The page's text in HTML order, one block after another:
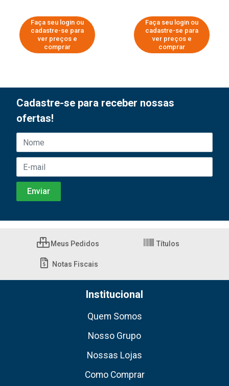
Faça seu login ou
cadastre-se para
ver preços e
comprar
Faça seu login ou
cadastre-se para
ver preços e
comprar
Cadastre-se para receber nossas
ofertas!
Meus Pedidos Títulos
Notas Fiscais
Institucional
Quem Somos
Nosso Grupo
Nossas Lojas
Como Comprar